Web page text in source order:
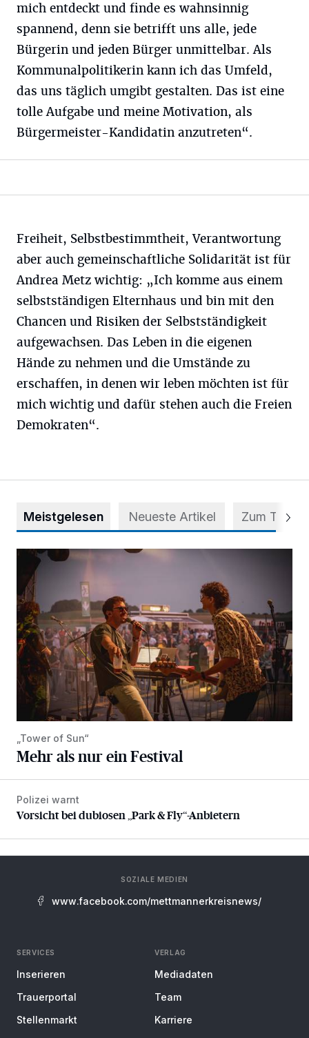
mich entdeckt und finde es wahnsinnig
spannend, denn sie betrifft uns alle, jede
Bürgerin und jeden Bürger unmittelbar. Als
Kommunalpolitikerin kann ich das Umfeld,
das uns täglich umgibt gestalten. Das ist eine
tolle Aufgabe und meine Motivation, als
Bürgermeister-Kandidatin anzutreten“.
Freiheit, Selbstbestimmtheit, Verantwortung
aber auch gemeinschaftliche Solidarität ist für
Andrea Metz wichtig: „Ich komme aus einem
selbstständigen Elternhaus und bin mit den
Chancen und Risiken der Selbstständigkeit
aufgewachsen. Das Leben in die eigenen
Hände zu nehmen und die Umstände zu
erschaffen, in denen wir leben möchten ist für
mich wichtig und dafür stehen auch die Freien
Demokraten“.
Meistgelesen Neueste Artikel Zum Thema
Mehr als nur ein Festival
„Tower of Sun“
Mehr als nur ein Festival
Vorsicht bei dubiosen „Park & Fly“-Anbietern
Polizei warnt
Vorsicht bei dubiosen „Park & Fly“-Anbietern
SOZIALE MEDIEN
www.facebook.com/mettmannerkreisnews/
SERVICES
Inserieren
Trauerportal
Stellenmarkt
VERLAG
Mediadaten
Team
Karriere